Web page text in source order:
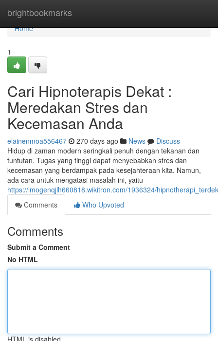
brightbookmarks
Home
Home
1
Cari Hipnoterapis Dekat :
Meredakan Stres dan
Kecemasan Anda
elainenmoa556467 270 days ago News
Discuss
Hidup di zaman modern seringkali penuh dengan tekanan dan
tuntutan. Tugas yang tinggi dapat menyebabkan stres dan
kecemasan yang berdampak pada kesejahteraan kita. Namun,
ada cara untuk mengatasi masalah ini, yaitu
https://imogenqjlh660818.wikitron.com/1936324/
Comments
Who Upvoted
Comments
Submit a Comment
No HTML
HTML is disabled